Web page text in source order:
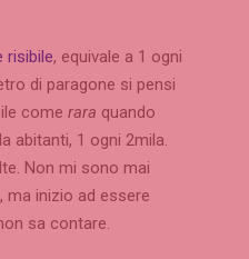
risibile, equivale a 1 ogni
di paragone si pensi
come rara quando
abitanti, 1 ogni 2mila.
Non mi sono mai
ma inizio ad essere
sa contare.